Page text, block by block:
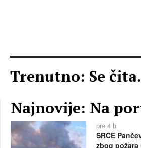
Trenutno: Se
Najnovije: Na
pre 4 h
SRCE
zbog